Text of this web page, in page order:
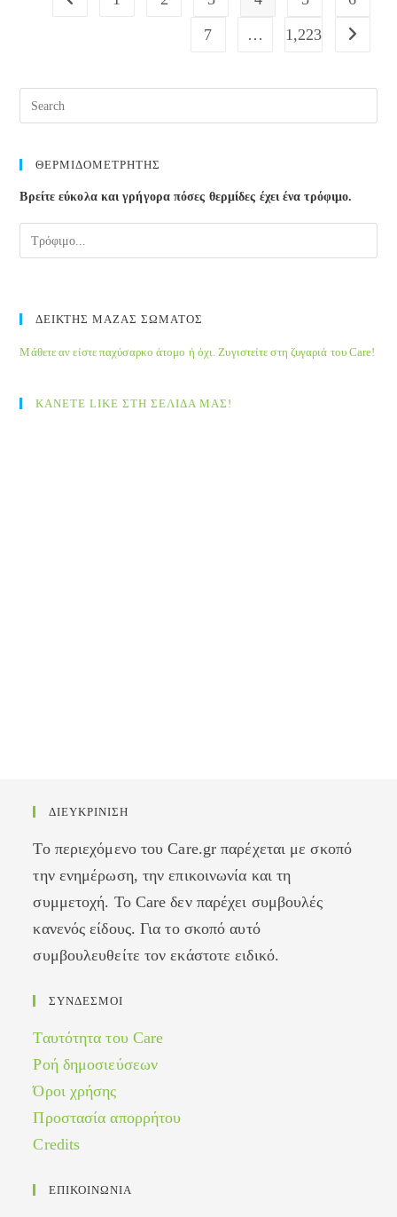
7
… 1,223 Go to
ΘΕΡΜΙΔΟΜΕΤΡΗΤΗΣ
Βρείτε εύκολα και γρήγορα πόσες θερμίδες έχει ένα τρόφιμο.
ΔΕΙΚΤΗΣ ΜΑΖΑΣ ΣΩΜΑΤΟΣ
Μάθετε αν είστε παχύσαρκο άτομο ή όχι. Ζυγιστείτε στη ζυγαριά του Care!
ΚΑΝΕΤΕ LIKE ΣΤΗ ΣΕΛΙΔΑ ΜΑΣ!
ΔΙΕΥΚΡΙΝΙΣΗ
Το περιεχόμενο του Care.gr παρέχεται με σκοπό
την ενημέρωση, την επικοινωνία και τη
συμμετοχή. Το Care δεν παρέχει συμβουλές
κανενός είδους. Για το σκοπό αυτό
συμβουλευθείτε τον εκάστοτε ειδικό.
ΣΥΝΔΕΣΜΟΙ
Ταυτότητα του Care
Ροή δημοσιεύσεων
Όροι χρήσης
Προστασία απορρήτου
Credits
ΕΠΙΚΟΙΝΩΝΙΑ